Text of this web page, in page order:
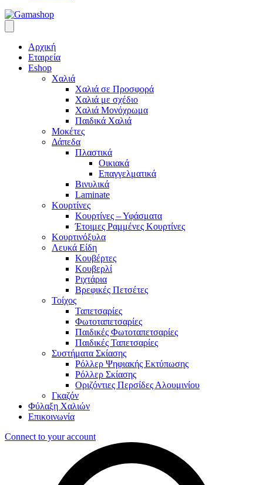
Αρχική
Εταιρεία
Eshop
Χαλιά
Χαλιά σε Προσφορά
Χαλιά με σχέδιο
Χαλιά Μονόχρωμα
Παιδικά Χαλιά
Μοκέτες
Δάπεδα
Πλαστικά
Οικιακά
Επαγγελματικά
Βινυλικά
Laminate
Κουρτίνες
Κουρτίνες – Υφάσματα
Έτοιμες Ραμμένες Κουρτίνες
Κουρτινόξυλα
Λευκά Είδη
Κουβέρτες
Κουβερλί
Ριχτάρια
Βρεφικές Πετσέτες
Τοίχος
Ταπετσαρίες
Φωτοταπετσαρίες
Παιδικές Φωτοταπετσαρίες
Παιδικές Ταπετσαρίες
Συστήματα Σκίασης
Ρόλλερ Ψηφιακής Εκτύπωσης
Ρόλλερ Σκίασης
Οριζόντιες Περσίδες Αλουμινίου
Γκαζόν
Φύλαξη Χαλιών
Επικοινωνία
Connect to your account